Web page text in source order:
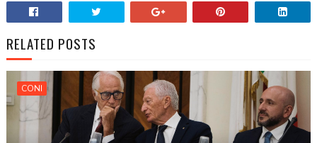
RELATED POSTS
CONI